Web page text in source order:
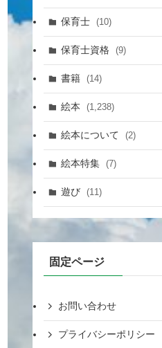
保育士 (10)
保育士資格 (9)
書籍 (14)
絵本 (1,238)
絵本について (2)
絵本特集 (7)
遊び (11)
固定ページ
お問い合わせ
プライバシーポリシー